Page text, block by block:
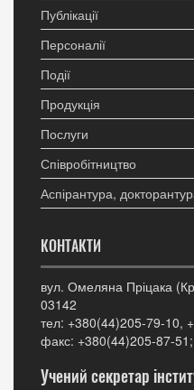
Публікації
Персоналії
Події
Продукція
Послуги
Співробітництво
Аспірантура,
КОНТАКТИ
вул. Омеляна Пріцака
03142
тел: +380(44)205-79-10,
факс: +380(44)205-87-
Учений секретар